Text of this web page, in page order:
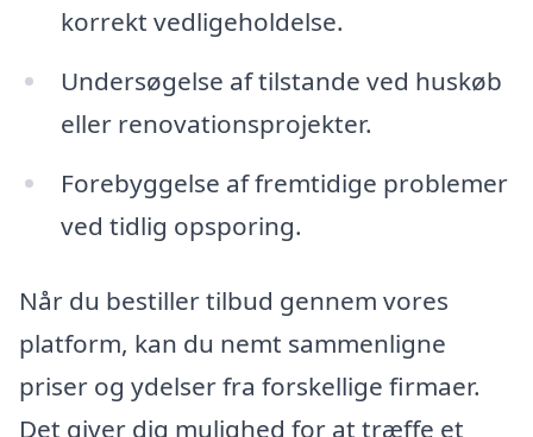
korrekt vedligeholdelse.
Undersøgelse af tilstande ved huskøb
eller renovationsprojekter.
Forebyggelse af fremtidige problemer
ved tidlig opsporing.
Når du bestiller tilbud gennem vores
platform, kan du nemt sammenligne
priser og ydelser fra forskellige firmaer.
Det giver dig mulighed for at træffe et